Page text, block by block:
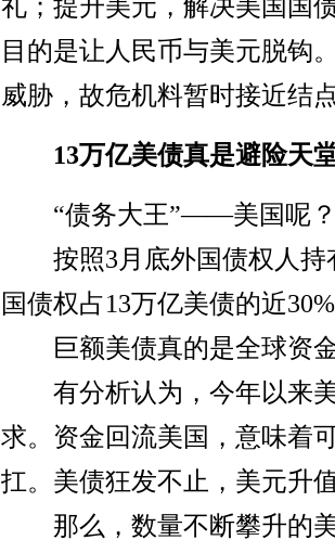
礼；提升美元，解决美国国
目的是让人民币与美元脱钩
威胁，故危机料暂时接近结
13万亿美债真是避险天
“债务大王”——美国呢
按照3月底外国债权人持
国债权占13万亿美债的近
巨额美债真的是全球资
有分析认为，今年以来美
求。资金回流美国，意味着
扛。美债狂发不止，美元升
那么，数量不断攀升的美